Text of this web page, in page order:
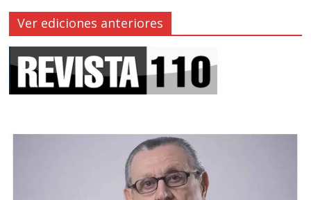
Ver ediciones anteriores